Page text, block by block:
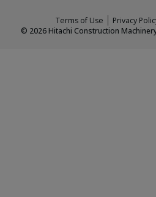
Terms of Use Privacy
© 2026Hitachi Construction